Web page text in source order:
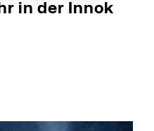
in der Innok